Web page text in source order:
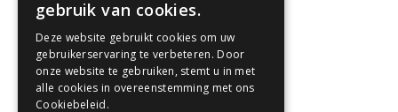
gebruik van cookies.
Deze website gebruikt cookies om uw
gebruikerservaring te verbeteren. Door
onze website te gebruiken, stemt u in met
alle cookies in overeenstemming met ons
Cookiebeleid.